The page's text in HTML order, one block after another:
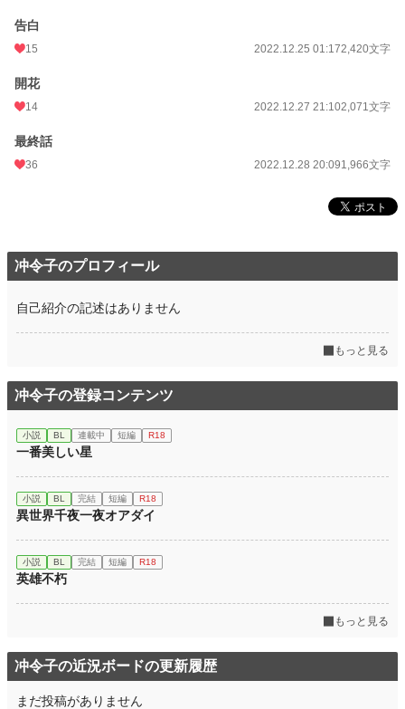
告白
15 2022.12.25 01:172,420文字
開花
14 2022.12.27 21:102,071文字
最終話
36 2022.12.28 20:091,966文字
冲令子のプロフィール
自己紹介の記述はありません
もっと見る
冲令子の登録コンテンツ
小説 BL 連載中 短編 R18
一番美しい星
小説 BL 完結 短編 R18
異世界千夜一夜オアダイ
小説 BL 完結 短編 R18
英雄不朽
もっと見る
冲令子の近況ボードの更新履歴
まだ投稿がありません